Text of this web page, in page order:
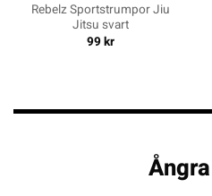
Rebelz Sportstrumpor Jiu
Jitsu svart
99kr